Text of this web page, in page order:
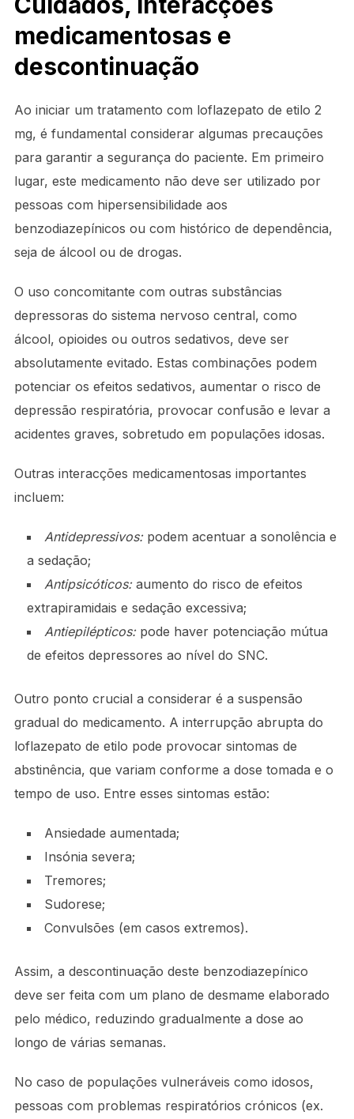
medicamentosas e
descontinuação
Ao iniciar um tratamento com loflazepato de etilo 2
mg, é fundamental considerar algumas precauções
para garantir a segurança do paciente. Em primeiro
lugar, este medicamento não deve ser utilizado por
pessoas com hipersensibilidade aos
benzodiazepínicos ou com histórico de dependência,
seja de álcool ou de drogas.
O uso concomitante com outras substâncias
depressoras do sistema nervoso central, como
álcool, opioides ou outros sedativos, deve ser
absolutamente evitado. Estas combinações podem
potenciar os efeitos sedativos, aumentar o risco de
depressão respiratória, provocar confusão e levar a
acidentes graves, sobretudo em populações idosas.
Outras interacções medicamentosas importantes
incluem:
Antidepressivos:podem acentuar a sonolência e
a sedação;
Antipsicóticos:aumento do risco de efeitos
extrapiramidais e sedação excessiva;
Antiepilépticos:pode haver potenciação mútua
de efeitos depressores ao nível do SNC.
Outro ponto crucial a considerar é a suspensão
gradual do medicamento. A interrupção abrupta do
loflazepato de etilo pode provocar sintomas de
abstinência, que variam conforme a dose tomada e o
tempo de uso. Entre esses sintomas estão:
Ansiedade aumentada;
Insónia severa;
Tremores;
Sudorese;
Convulsões (em casos extremos).
Assim, a descontinuação deste benzodiazepínico
deve ser feita com um plano de desmame elaborado
pelo médico, reduzindo gradualmente a dose ao
longo de várias semanas.
No caso de populações vulneráveis como idosos,
pessoas com problemas respiratórios crónicos (ex.